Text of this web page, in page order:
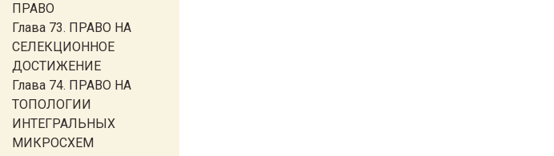
ПРАВО
Глава 73. ПРАВО НА
СЕЛЕКЦИОННОЕ
ДОСТИЖЕНИЕ
Глава 74. ПРАВО НА
ТОПОЛОГИИ
ИНТЕГРАЛЬНЫХ
МИКРОСХЕМ